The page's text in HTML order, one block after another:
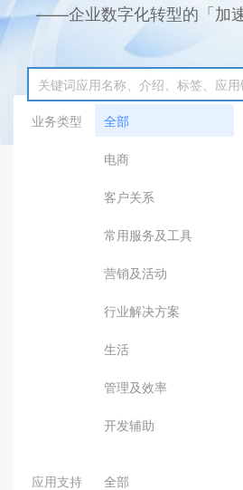
——企业数字化转型的「加
业务类型
全部
电商
客户关系
常用服务及工具
营销及活动
行业解决方案
生活
管理及效率
开发辅助
应用支持 全部